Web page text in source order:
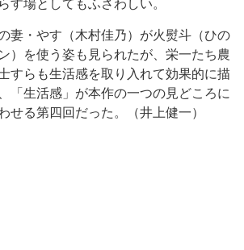
す場としてもふさわしい。
妻・やす（木村佳乃）が火熨斗（ひの
）を使う姿も見られたが、栄一たち農
すらも生活感を取り入れて効果的に描
「生活感」が本作の一つの見どころに
せる第四回だった。（井上健一）